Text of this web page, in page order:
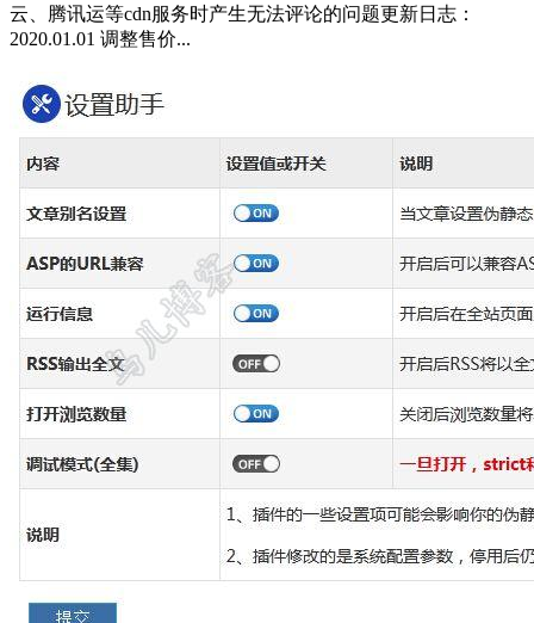
云、腾讯运等cdn服务时产生无法评论的问题更新日志：
2020.01.01 调整售价...